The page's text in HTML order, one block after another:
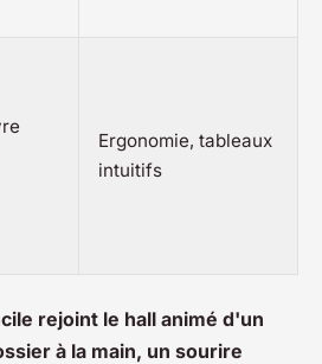
Ergonomie, tableaux
intuitifs
rejoint le hall animé d'un
à la main, un sourire